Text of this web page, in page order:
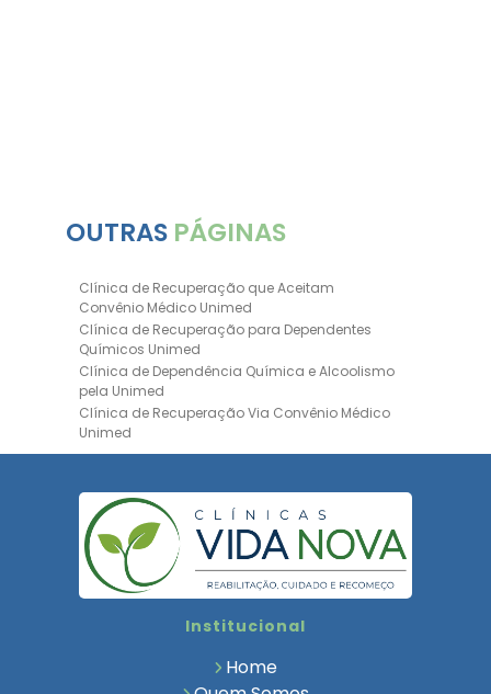
OUTRAS PÁGINAS
Clínica de Recuperação que Aceitam
Convênio Médico Unimed
Clínica de Recuperação para Dependentes
Químicos Unimed
Clínica de Dependência Química e Alcoolismo
pela Unimed
Clínica de Recuperação Via Convênio Médico
Unimed
Clínica de Recuperação Convênio Bradesco
Bradesco Saúde
Hospital Psiquiátrico para Dependentes
Químicos Unimed
Internação Unimed para Dependentes
Químicos
Bradesco SaúdeInstitucional
Home